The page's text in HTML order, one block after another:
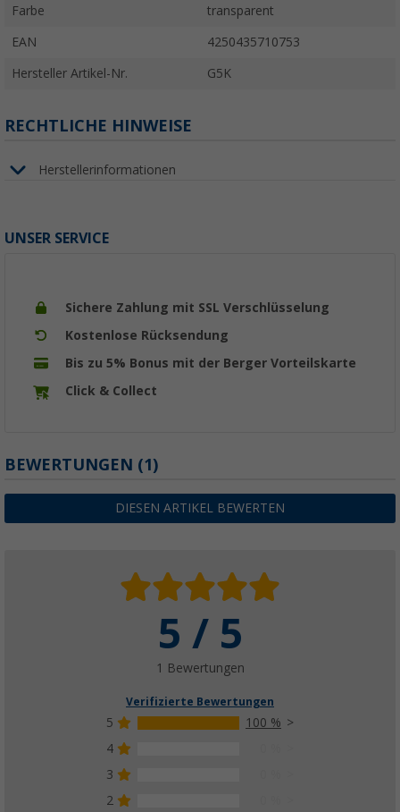
Farbe transparent
EAN 4250435710753
Hersteller Artikel-Nr. G5K
RECHTLICHE HINWEISE
Herstellerinformationen
UNSER SERVICE
Sichere Zahlung mit SSL Verschlüsselung
Kostenlose Rücksendung
Bis zu 5% Bonus mit der Berger Vorteilskarte
Click & Collect
BEWERTUNGEN (1)
DIESEN ARTIKEL BEWERTEN
5 / 5
1 Bewertungen
Verifizierte Bewertungen
5
100 %
4
3
2